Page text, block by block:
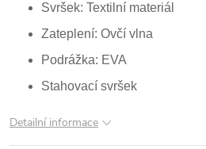
Svršek: Textilní materiál
Zateplení: Ovčí vlna
Podrážka: EVA
Stahovací svršek
Detailní informace